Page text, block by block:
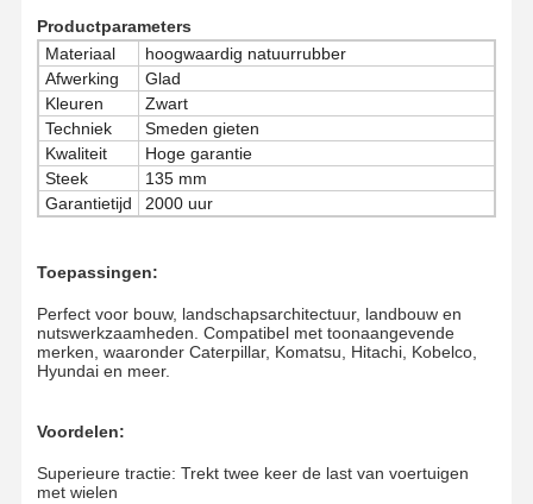
Over Ons Fabrieksreis Kwaliteitscont
Role
Nieuws
Onderstelonderdelen
spoorroller
Productparameters
Materiaal
hoogwaardig natuurrubber
Afwerking
Glad
Kleuren
Zwart
Techniek
Smeden gieten
Kwaliteit
Hoge garantie
Steek
135 mm
Garantietijd
2000 uur
Toepassingen:
Perfect voor bouw, landschapsarchitectuur, landbouw en
nutswerkzaamheden. Compatibel met toonaangevende
merken, waaronder Caterpillar, Komatsu, Hitachi, Kobelco,
Hyundai en meer.
Voordelen:
Superieure tractie: Trekt twee keer de last van voertuigen
met wielen